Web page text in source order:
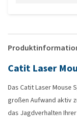
Catit Laser
Das Catit Laser Mouse
großen Aufwand aktiv
das Jagdverhalten